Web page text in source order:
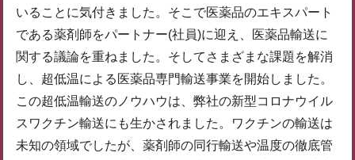
いることに気付きました。そこで医薬品のエキスパート
である薬剤師をパートナー(社員)に迎え、医薬品輸送に
関する議論を重ねました。そしてさまざまな課題を解消
し、超低温による医薬品専門輸送事業を開始しました。
この超低温輸送のノウハウは、弊社の新型コロナウイル
スワクチン輸送にも生かされました。ワクチンの輸送は
未知の領域でしたが、薬剤師の同行輸送や温度の徹底管